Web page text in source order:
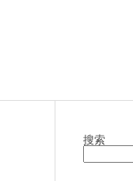
搜索